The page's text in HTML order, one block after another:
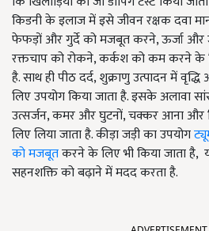
किडनी के इलाज में इसे जीवन रक्षक दवा
फेफड़ों और गुर्दे को मजबूत करने, ऊर्जा और
रक्तचाप को रोकने, कर्कश को कम करने के
है. साथ ही पीठ दर्द, शुक्राणु उत्पादन में
लिए उपयोग किया जाता है. इसके अलावा
उत्सर्जन, कमर और घुटनों, चक्कर आना
लिए लिया जाता है. कीड़ा जड़ी का उपयोग
को मजबूतकरने के लिए भी किया जाता है,
सहनशक्ति को बढ़ाने में मदद करता है.